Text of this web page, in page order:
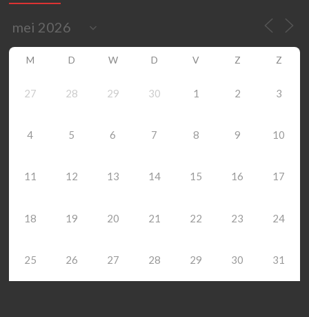
M D W D V Z Z
27 28 29 30 1 2 3
4 5 6 7 8 9 10
11 12 13 14 15 16 17
18 19 20 21 22 23 24
25 26 27 28 29 30 31